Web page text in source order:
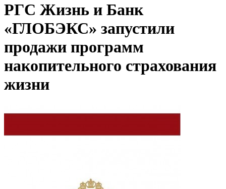
РГС Жизнь и Банк
«ГЛОБЭКС» запустили
продажи программ
накопительного страхования
жизни